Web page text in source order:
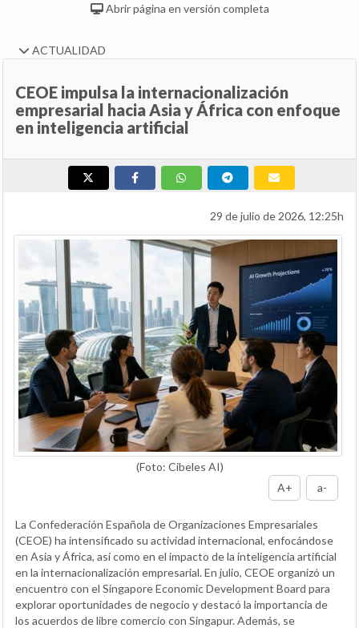
Abrir página en versión completa
ACTUALIDAD
CEOE impulsa la internacionalización
empresarial hacia Asia y África con enfoque
en inteligencia artificial
29 de julio de 2026, 12:25h
(Foto: Cibeles AI)
A+
a-
La Confederación Española de Organizaciones Empresariales
(CEOE) ha intensificado su actividad internacional, enfocándose
en Asia y África, así como en el impacto de la inteligencia artificial
en la internacionalización empresarial. En julio, CEOE organizó un
encuentro con el Singapore Economic Development Board para
explorar oportunidades de negocio y destacó la importancia de
los acuerdos de libre comercio con Singapur. Además, se